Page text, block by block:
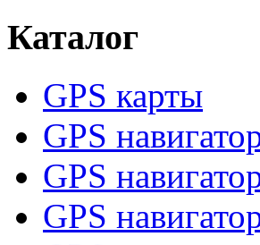
Каталог
GPS карты
GPS
GPS
GPS